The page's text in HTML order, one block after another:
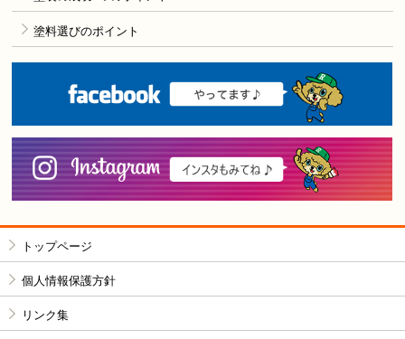
塗料選びのポイント
トップページ
個人情報保護方針
リンク集